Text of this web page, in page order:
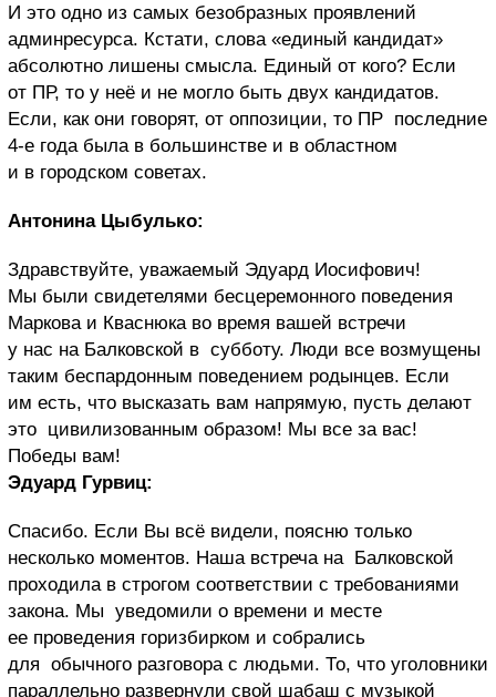
И это одно из самых безобразных проявлений
админресурса. Кстати, слова «единый кандидат»
абсолютно лишены смысла. Единый от кого? Если
от ПР, то у неё и не могло быть двух кандидатов.
Если, как они говорят, от оппозиции, то ПР последние
4-е года была в большинстве и в областном
и в городском советах.
Антонина Цыбулько:
Здравствуйте, уважаемый Эдуард Иосифович!
Мы были свидетелями бесцеремонного поведения
Маркова и Кваснюка во время вашей встречи
у нас на Балковской в субботу. Люди все возмущены
таким беспардонным поведением родынцев. Если
им есть, что высказать вам напрямую, пусть делают
это цивилизованным образом! Мы все за вас!
Победы вам!
Эдуард Гурвиц:
Спасибо. Если Вы всё видели, поясню только
несколько моментов. Наша встреча на Балковской
проходила в строгом соответствии с требованиями
закона. Мы уведомили о времени и месте
ее проведения горизбирком и собрались
для обычного разговора с людьми. То, что уголовники
параллельно развернули свой шабаш с музыкой